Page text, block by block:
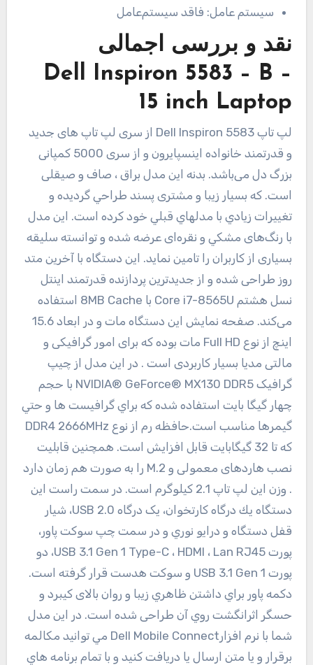
سیستم عامل: فاقد سیستم‌عامل
نقد و بررسی اجمالی
Dell Inspiron 5583 – B –
15 inch Laptop
لپ تاپ Dell Inspiron 5583 از سری لپ تاپ های جديد
و قدرتمند خانواده اينسپايرون و از سری 5000 کمپانی
بزرگ دل می‌باشد. بدنه این مدل براق ‌، صاف و صیقلی
است. كه بسيار زيبا و مشتری پسند طراحي گرديده و
تغييرات زيادي با مدلهاي قبلي خود كرده است. اين مدل
با رنگ‌های مشكي و نقره‌ای عرضه شده و توانسته سليقه
بسیاری از کاربران را تامين نماید. این دستگاه با آخرین متد
روز طراحی شده و از جديدترين پردازنده قدرتمند اینتل
نسل هشتم Core i7-8565U با 8MB Cache استفاده
می‌کند. صفحه نمایش این دستگاه مات و در ابعاد 15.6
اینچ از نوع Full HD مات بوده که برای امور گرافیکی و
مالتی مدیا بسیار کاربردی است . در این مدل از چیپ
گرافیک NVIDIA® GeForce® MX130 DDR5 با حجم
چهار گیگا بایت استفاده شده كه براي گرافيست ها و حتي
گيمرها مناسب است.حافظه رم از نوع DDR4 2666MHz
كه تا 32 گیگابایت قابل افزايش است. همچنین قابلیت
نصب هاردهای معمولی و M.2 را به صورت هم زمان دارد
. وزن این لپ تاپ 2.1 کیلوگرم است. در سمت راست این
دستگاه يك درگاه کارتخوان، یک درگاه USB 2.0، شيار
قفل دستگاه و درايو نوري و در سمت چپ سوكت پاور،
پورت USB 3.1 Gen 1 Type-C ، HDMI ، Lan RJ45، دو
پورت USB 3.1 Gen 1 و سوكت هدست قرار گرفته است.
دكمه پاور براي داشتن ظاهري زيبا و روان بالای كيبرد و
حسگر اثرانگشت روي آن طراحی شده است. در اين مدل
شما با نرم افزارDell Mobile Connect مي توانيد مكالمه
برقرار و يا متن ارسال يا دريافت كنيد و با تمام برنامه هاي